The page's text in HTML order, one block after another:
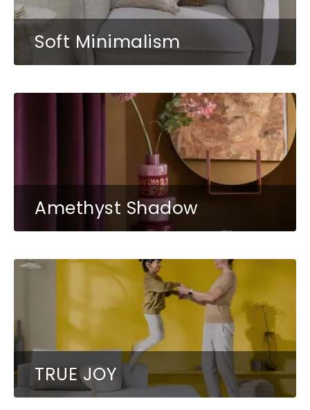
Soft Minimalism
Amethyst Shadow
TRUE JOY